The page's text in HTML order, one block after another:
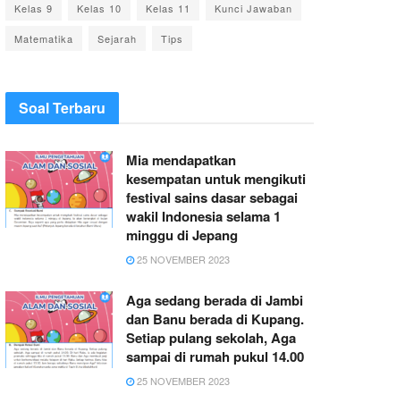
Kelas 9 Kelas 10 Kelas 11 Kunci Jawaban
Matematika Sejarah Tips
Soal Terbaru
Mia mendapatkan
kesempatan untuk mengikuti
festival sains dasar sebagai
wakil Indonesia selama 1
minggu di Jepang
25 NOVEMBER 2023
Aga sedang berada di Jambi
dan Banu berada di Kupang.
Setiap pulang sekolah, Aga
sampai di rumah pukul 14.00
25 NOVEMBER 2023